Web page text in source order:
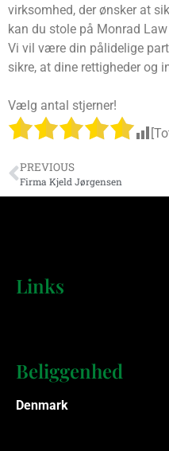
virksomhed, der ønsker at
kan du stole på Monrad
Vi vil være din pålidelige
sikre, at dine rettigheder og
Vælg antal stjerner!
PREVIOUS
Firma Kjeld Jørgensen
Links
Beliggenhed
Denmark